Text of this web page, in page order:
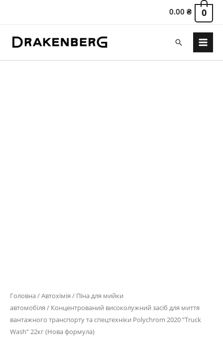
0.00₴ 0
Пошук
Main
Головна/Автохімія / Піна для мийки
автомобіля / Концентрований високолужний засіб для миття
вантажного транспорту та спецтехніки Polychrom 2020 “Truck
Wash” 22кг (Нова формула)